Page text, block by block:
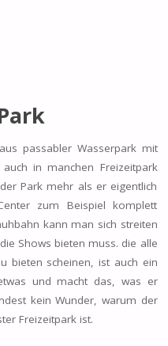
passabler Wasserpark mit
in manchen Freizeitpark
Park mehr als er eigentlich
zum Beispiel komplett
kann man sich streiten
Shows bieten muss. die alle
bieten scheinen, ist auch ein
und macht das, was er
kein Wunder, warum der
Freizeitpark ist.